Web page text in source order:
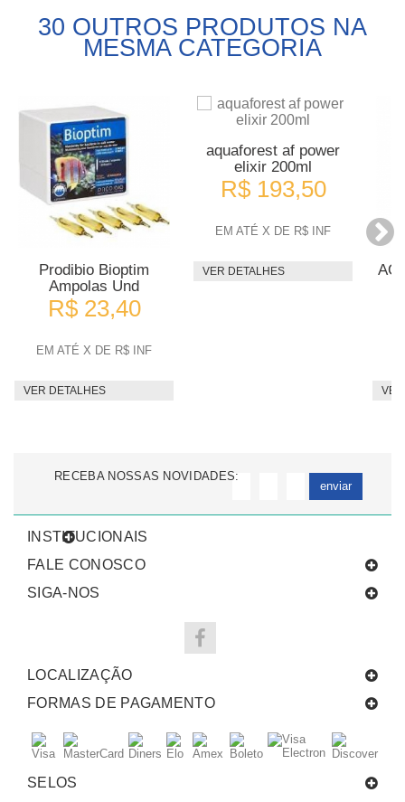
30 OUTROS PRODUTOS NA
MESMA CATEGORIA
Prodibio Bioptim
Ampolas Und
R$ 23,40
EM ATÉ X DE R$ INF
VER DETALHES
aquaforest af power
elixir 200ml
R$ 193,50
EM ATÉ X DE R$ INF
VER DETALHES
RECEBA NOSSAS NOVIDADES:
enviar
INSTITUCIONAIS
FALE CONOSCO
SIGA-NOS
LOCALIZAÇÃO
FORMAS DE PAGAMENTO
SELOS